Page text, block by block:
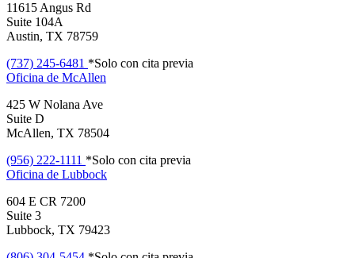
11615 Angus Rd
Suite 104A
Austin, TX 78759
(737) 245-6481 *Solo con cita previa
Oficina de McAllen
425 W Nolana Ave
Suite D
McAllen, TX 78504
(956) 222-1111 *Solo con cita previa
Oficina de Lubbock
604 E CR 7200
Suite 3
Lubbock, TX 79423